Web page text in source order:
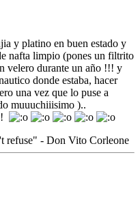
y platino en buen estado y
nafta limpio (pones un filtrito
velero durante un año !!! y
donde estaba, hacer
una vez que lo puse a
muuuchiiisimo )..
refuse" - Don Vito Corleone